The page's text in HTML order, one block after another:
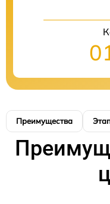
Преимущества